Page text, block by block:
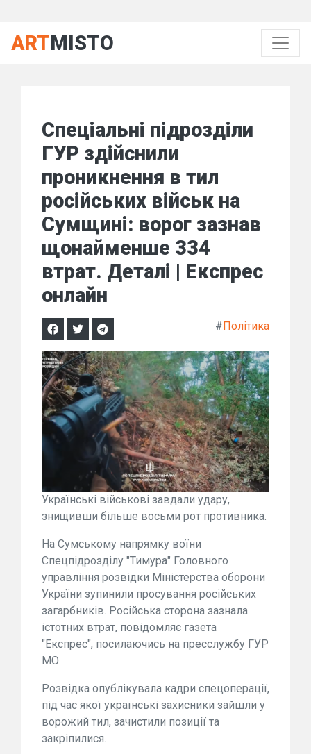
ARTMISTO
Спеціальні підрозділи
ГУР здійснили
проникнення в тил
російських військ на
Сумщині: ворог зазнав
щонайменше 334
втрат. Деталі | Експрес
онлайн
#Політика
Українські військові завдали удару,
знищивши більше восьми рот противника.
На Сумському напрямку воїни
Спецпідрозділу "Тимура" Головного
управління розвідки Міністерства оборони
України зупинили просування російських
загарбників. Російська сторона зазнала
істотних втрат, повідомляє газета
"Експрес", посилаючись на пресслужбу ГУР
МО.
Розвідка опублікувала кадри спецоперації,
під час якої українські захисники зайшли у
ворожий тил, зачистили позиції та
закріпилися.